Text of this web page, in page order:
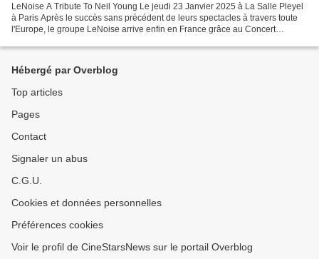
LeNoise A Tribute To Neil Young Le jeudi 23 Janvier 2025 à La Salle Pleyel
à Paris Après le succès sans précédent de leurs spectacles à travers toute
l'Europe, le groupe LeNoise arrive enfin en France grâce au Concert
Hébergé par Overblog
Top articles
Pages
Contact
Signaler un abus
C.G.U.
Cookies et données personnelles
Préférences cookies
Voir le profil de CineStarsNews sur le portail Overblog